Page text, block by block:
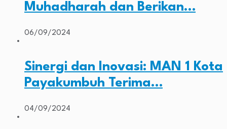
Muhadharah dan Berikan…
06/09/2024
Sinergi dan Inovasi: MAN 1 Kota
Payakumbuh Terima…
04/09/2024